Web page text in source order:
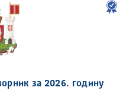
за 2026. годину